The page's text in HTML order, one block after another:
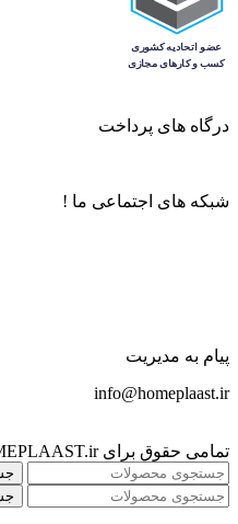
درگاه های پرداخت
شبکه های اجتماعی ما !
پیام به مدیریت
info@homeplaast.ir
تمامی حقوق برای HOMEPLAAST.ir محفوظ است.